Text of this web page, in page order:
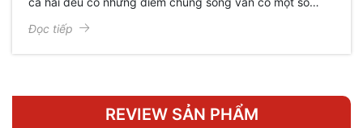
hướng dẫn quý khách mẹo phân biệt đâu là phim cách
nhiệt cho ô tô và đâu là phim dành cho nhà kính.
Đọc tiếp
REVIEW SẢN PHẨM